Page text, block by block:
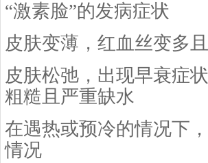
“激素脸”的发病症状
皮肤变薄，红血丝变多
皮肤松弛，出现早衰症
粗糙且严重缺水
在遇热或预冷的情况下
情况